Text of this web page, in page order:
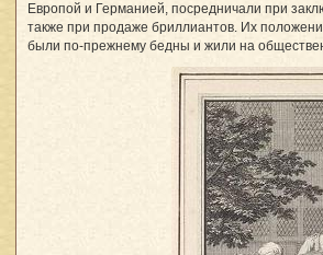
Европой и Германией, посредничали при
также при продаже бриллиантов. Их
были по-прежнему бедны и жили на